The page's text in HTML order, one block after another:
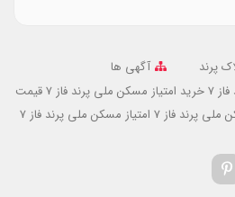
پرند
آگهی ها
7
خرید امتیاز مسکن ملی پرند فاز 7
قیمت
ملی پرند فاز 7 امتیاز مسکن ملی پرند فاز 7